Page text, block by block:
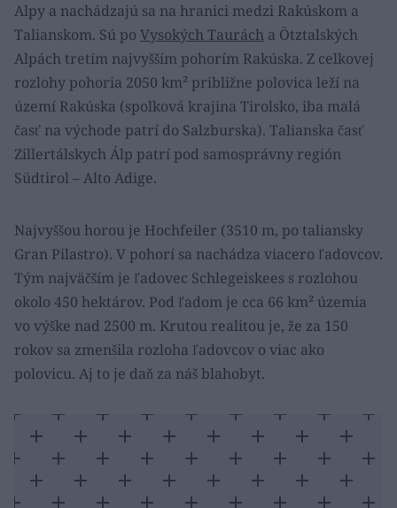
Alpy a nachádzajú sa na hranici medzi Rakúskom a
Talianskom. Sú po Vysokých Taurách a Ötztalských
Alpách tretím najvyšším pohorím Rakúska. Z celkovej
rozlohy pohoria 2050 km² približne polovica leží na
území Rakúska (spolková krajina Tirolsko, iba malá
časť na východe patrí do Salzburska). Talianska časť
Zillertálskych Álp patrí pod samosprávny región
Südtirol – Alto Adige.
Najvyššou horou je Hochfeiler (3510 m, po taliansky
Gran Pilastro). V pohorí sa nachádza viacero ľadovcov.
Tým najväčším je ľadovec Schlegeiskees s rozlohou
okolo 450 hektárov. Pod ľadom je cca 66 km² územia
vo výške nad 2500 m. Krutou realitou je, že za 150
rokov sa zmenšila rozloha ľadovcov o viac ako
polovicu. Aj to je daň za náš blahobyt.